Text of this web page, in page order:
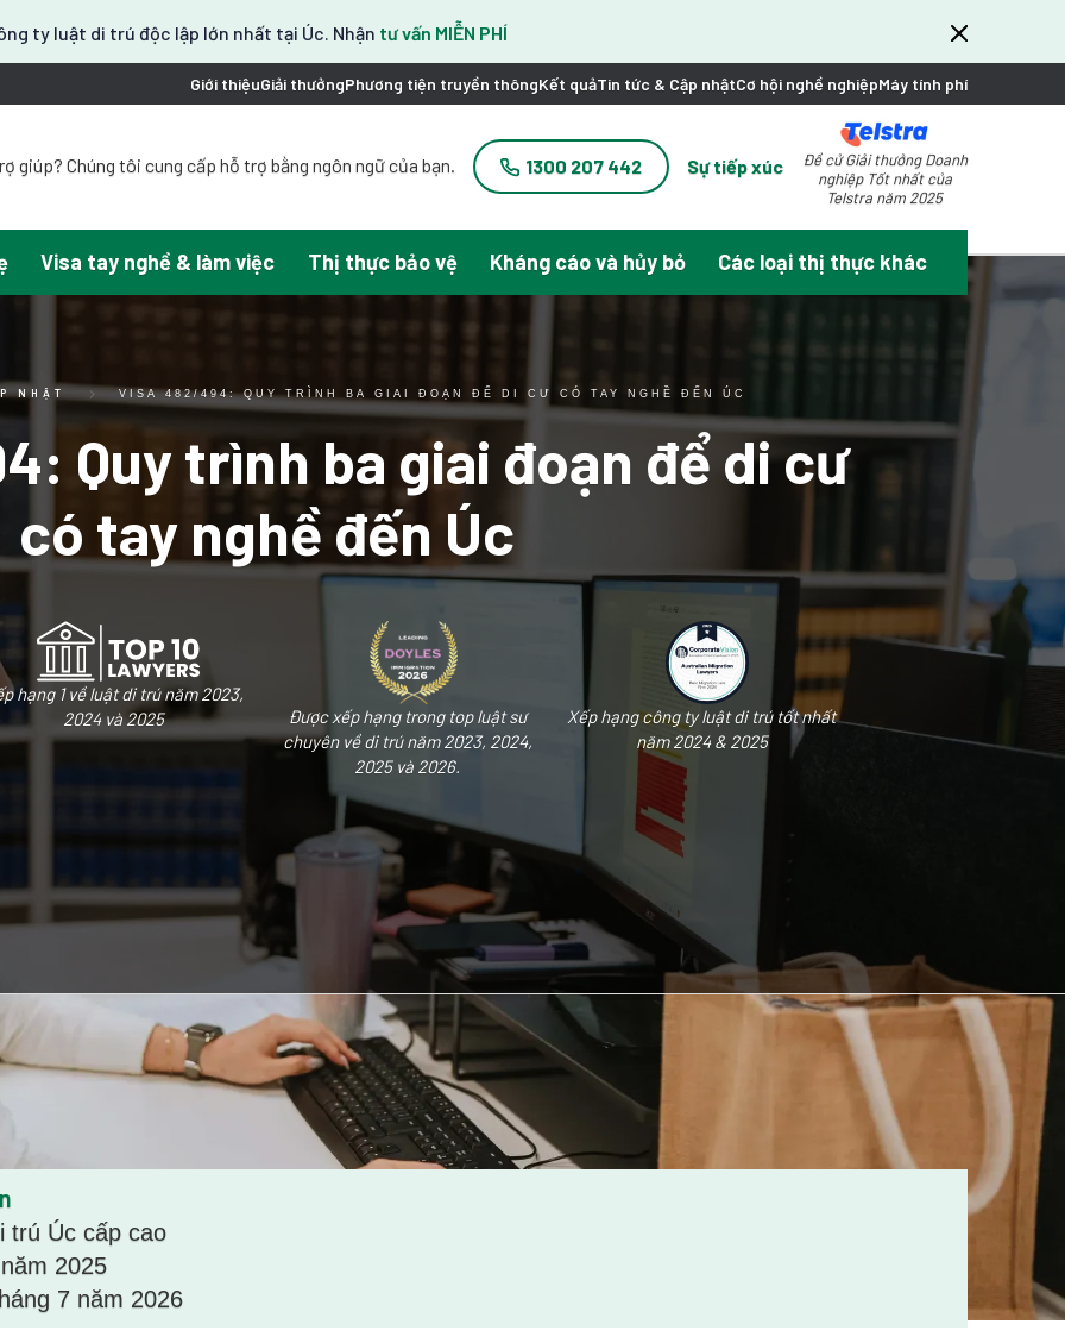
ty luật di trú độc lập lớn nhất tại Úc. Nhận tư vấn MIỄN PHÍ
Giới thiệuGiải thưởngPhương tiện truyền thôngKết quảTin tức & Cập nhậtCơ hội nghề nghiệpMáy tính phí
giúp? Chúng tôi cung cấp hỗ trợ bằng ngôn ngữ của bạn.
ayuda con tu visa? Podemos ayudarte en español.
Tại đây chúng tôi hỗ trợ tiếng Việt.
1300 207 442 Sự tiếp xúc
Đề cử Giải thưởng Doanh
nghiệp Tốt nhất của
Telstra năm 2025
Visa tay nghề & làm việc Thị thực bảo vệ Kháng cáo và hủy bỏ Các loại thị thực khác
NHẬT VISA 482/494: QUY TRÌNH BA GIAI ĐOẠN ĐỂ DI CƯ CÓ TAY NGHỀ ĐẾN ÚC
Quy trình ba giai đoạn để di cư
có tay nghề đến Úc
hạng 1 về luật di trú năm 2023,
2024 và 2025
Được xếp hạng trong top luật sư
chuyên về di trú năm 2023, 2024,
2025 và 2026.
Xếp hạng công ty luật di trú tốt nhất
năm 2024 & 2025
trú Úc cấp cao
2025
7 năm 2026